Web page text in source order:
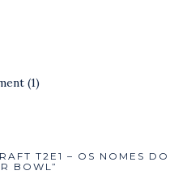
(1)
T2E1 – OS NOMES DO
BOWL”